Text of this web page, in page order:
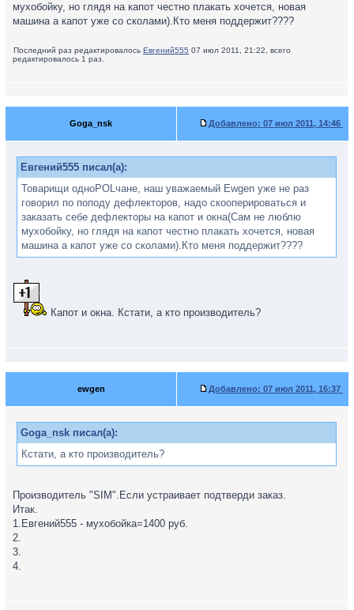
мухобойку, но глядя на капот честно плакать хочется, новая
машина а капот уже со сколами).Кто меня поддержит????
Последний раз редактировалось Евгений555 07 июл 2011, 21:22, всего
редактировалось 1 раз.
Goga_nsk Добавлено: 07 июл 2011, 14:46
Евгений555 писал(а):
Товарищи одноPOLчане, наш уважаемый Ewgen уже не раз
говорил по поподу дефлекторов, надо скооперироваться и
заказать себе дефлекторы на капот и окна(Сам не люблю
мухобойку, но глядя на капот честно плакать хочется, новая
машина а капот уже со сколами).Кто меня поддержит????
Капот и окна. Кстати, а кто производитель?
ewgen Добавлено: 07 июл 2011, 16:37
Goga_nsk писал(а):
Кстати, а кто производитель?
Производитель "SIM".Если устраивает подтверди заказ.
Итак.
1.Евгений555 - мухобойка=1400 руб.
2.
3.
4.